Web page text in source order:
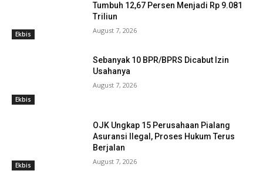
Ekbis
Tumbuh 12,67 Persen Menjadi Rp 9.081
Triliun
August 7, 2026
Ekbis
Sebanyak 10 BPR/BPRS Dicabut Izin
Usahanya
August 7, 2026
Ekbis
OJK Ungkap 15 Perusahaan Pialang
Asuransi Ilegal, Proses Hukum Terus
Berjalan
August 7, 2026